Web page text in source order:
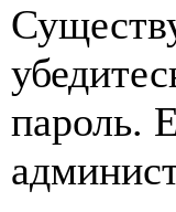
пароль.